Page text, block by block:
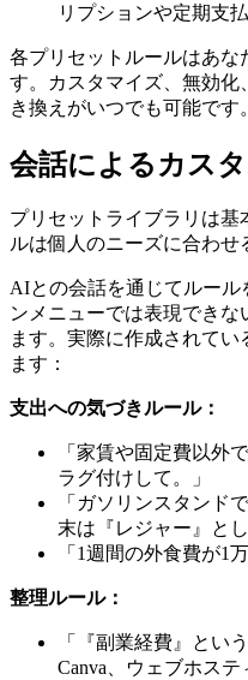
リプションや定期支
各プリセットルールはあな
す。カスタマイズ、無効化
き換えがいつでも可能です。
会話によるカス
プリセットライブラリは
ルは個人のニーズに合わせ
AIとの会話を通じてルール
ンメニューでは表現できな
ます。実際に作成されて
ます：
支出への気づきルール：
「家賃や固定費以外
ラグ付けして。」
「ガソリンスタンド
末は『レジャー』と
「1週間の外食費が1
整理ルール：
「『副業経費』とい
Canva、ウェブホステ